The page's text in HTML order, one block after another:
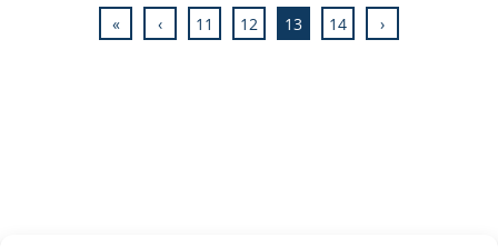
« ‹ 11 12 13 14 ›